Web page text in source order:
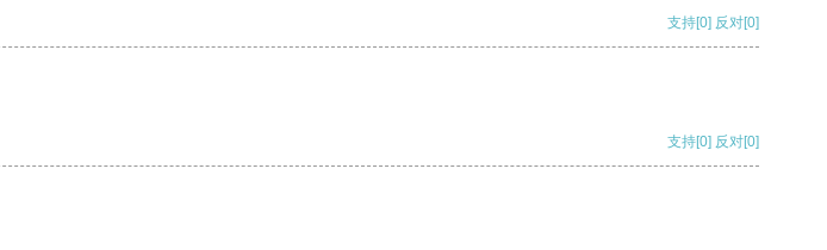
支持[0] 反对[0]
支持[0] 反对[0]